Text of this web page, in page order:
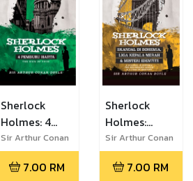
Sherlock
Holmes: 4
Pemburu
Harta - Edisi
Bahasa
Sir Arthur Conan
Doyle
7.00 RM
Sherlock
Holmes:
Skandal di
Bohemia, Liga
Kepala Merah
Sir Arthur Conan
Doyle
7.00 RM